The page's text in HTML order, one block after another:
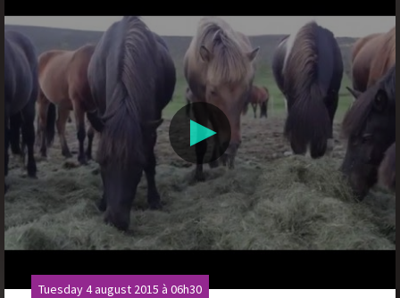
Tuesday 4 august 2015 à 06h30